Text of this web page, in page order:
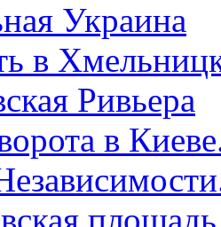
Украина
в
Ривьера
в